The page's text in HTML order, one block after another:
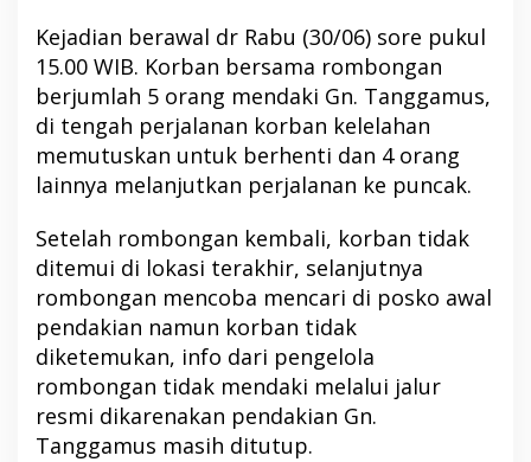
Kejadian berawal dr Rabu (30/06) sore pukul
15.00 WIB. Korban bersama rombongan
berjumlah 5 orang mendaki Gn. Tanggamus,
di tengah perjalanan korban kelelahan
memutuskan untuk berhenti dan 4 orang
lainnya melanjutkan perjalanan ke puncak.
Setelah rombongan kembali, korban tidak
ditemui di lokasi terakhir, selanjutnya
rombongan mencoba mencari di posko awal
pendakian namun korban tidak
diketemukan, info dari pengelola
rombongan tidak mendaki melalui jalur
resmi dikarenakan pendakian Gn.
Tanggamus masih ditutup.